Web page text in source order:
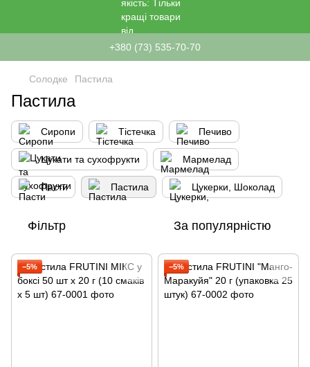
+380 (73) 535-70-70
Солодке Пастила
Пастила
Сиропи Тістечка Печиво
Цукати та сухофрукти Мармелад
Пасти Пастила Цукерки, Шоколад
Фільтр За популярністю
−5% −5%